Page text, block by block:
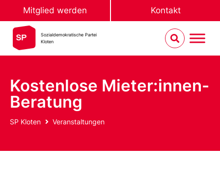
Mitglied werden Kontakt
Sozialdemokratische Partei
Kloten
Kostenlose Mieter:innen-
Beratung
SP Kloten Veranstaltungen